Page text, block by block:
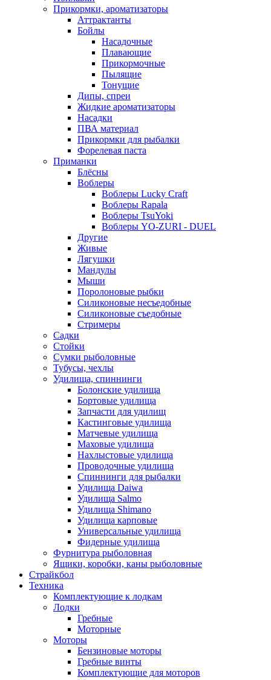
Прикормки, ароматизаторы
Аттрактанты
Бойлы
Насадочные
Плавающие
Прикормочные
Пылящие
Тонущие
Дипы, спреи
Жидкие ароматизаторы
Насадки
ПВА материал
Прикормки для рыбалки
Форелевая паста
Приманки
Блёсны
Воблеры
Воблеры Lucky Craft
Воблеры Rapala
Воблеры TsuYoki
Воблеры YO-ZURI - DUEL
Другие
Живые
Лягушки
Мандулы
Мыши
Поролоновые рыбки
Силиконовые несъедобные
Силиконовые съедобные
Стримеры
Садки
Стойки
Сумки рыболовные
Тубусы, чехлы
Удилища, спиннинги
Болонские удилища
Бортовые удилища
Запчасти для удилищ
Кастинговые удилища
Матчевые удилища
Маховые удилища
Нахлыстовые удилища
Проводочные удилища
Спиннинги для рыбалки
Удилища Daiwa
Удилища Salmo
Удилища Shimano
Удилища карповые
Универсальные удилища
Фидерные удилища
Фурнитура рыболовная
Ящики, коробки, каны рыболовные
Страйкбол
Техника
Комплектующие к лодкам
Лодки
Гребные
Моторные
Моторы
Бензиновые моторы
Гребные винты
Комплектующие для моторов